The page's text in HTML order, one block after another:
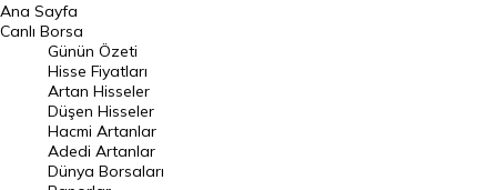
BIST 100 Hisseleri
En Çok Artan Hisseler
En Çok Düşen Hisseler
Hacmi Artanlar
Geçmiş Kapanışlar
Ana Sayfa
Canlı Borsa
Günün Özeti
Hisse Fiyatları
Artan Hisseler
Düşen Hisseler
Hacmi Artanlar
Adedi Artanlar
Dünya Borsaları